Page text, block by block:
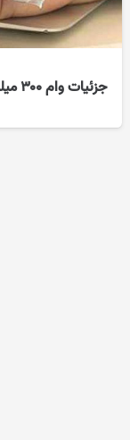
جزئیات وام ۳۰۰ میلیونی بانک سینا برای کسب‌وکارها اعلام شد